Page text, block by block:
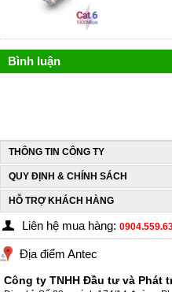
Bình luận
THÔNG TIN CÔNG TY
QUY ĐỊNH & CHÍNH SÁCH
HỖ TRỢ KHÁCH HÀNG
Liên hệ mua hàng:
Địa điểm Antec
Công ty TNHH Đầu tư và Phát